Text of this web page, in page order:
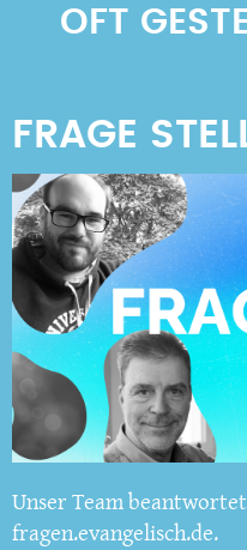
OFT
Unser Team
fragen.evangelisch.de.